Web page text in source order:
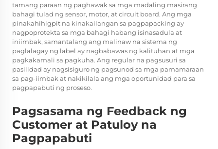
tamang paraan ng paghawak sa mga madaling masirang
bahagi tulad ng sensor, motor, at circuit board. Ang mga
pinakahihigpit na kinakailangan sa pagpapacking ay
nagpoprotekta sa mga bahagi habang isinasadula at
iniimbak, samantalang ang malinaw na sistema ng
paglalagay ng label ay nagbabawas ng kalituhan at mga
pagkakamali sa pagkuha. Ang regular na pagsusuri sa
pasilidad ay nagsisiguro ng pagsunod sa mga pamamaraan
sa pag-iimbak at nakikilala ang mga oportunidad para sa
pagpapabuti ng proseso.
Pagsasama ng Feedback ng
Customer at Patuloy na
Pagpapabuti